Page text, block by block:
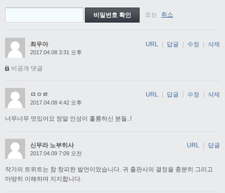
또는 취소
최우아
2017.04.08 3:31 오후
비공개 댓글
URL | 답글 | 수정 | 삭제
ㅁㅇㄹ
2017.04.08 4:42 오후
너무너무 멋있어요 정말 인성이 훌륭하신 분들..!
URL 답글 수정 삭제
신무라 노부히사
2017.04.09 7:09 오전
작가의 트위트는 참 창피한 발언이었습니다. 귀 출판사의 결정을 충분히 그리고
마땅히 이해하며 지지합니다.
URL 답글